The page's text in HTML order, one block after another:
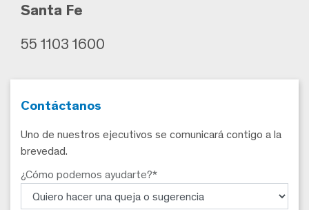
Santa Fe
55 1103 1600
Contáctanos
Uno de nuestros ejecutivos se comunicará contigo a la
brevedad.
¿Cómo podemos ayudarte?*